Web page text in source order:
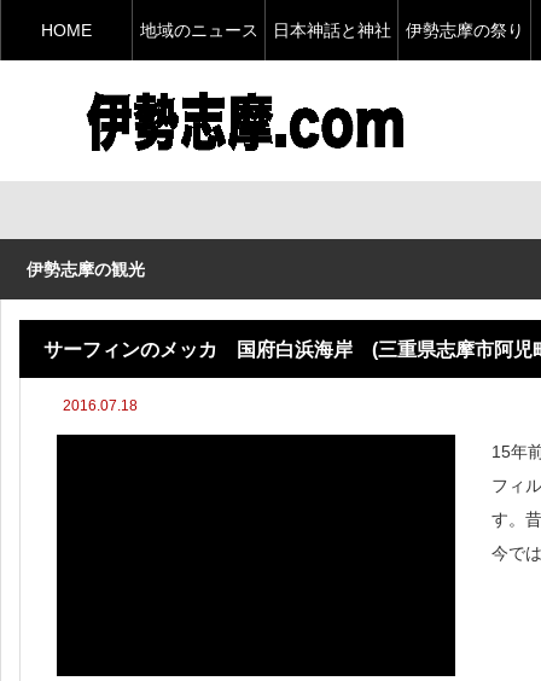
HOME 地域のニュース 日本神話と神社 伊勢志摩の祭り
伊勢志摩の観光
サーフィンのメッカ 国府白浜海岸 (三重県志摩市阿児
2016.07.18
15年
フィ
す。
今で